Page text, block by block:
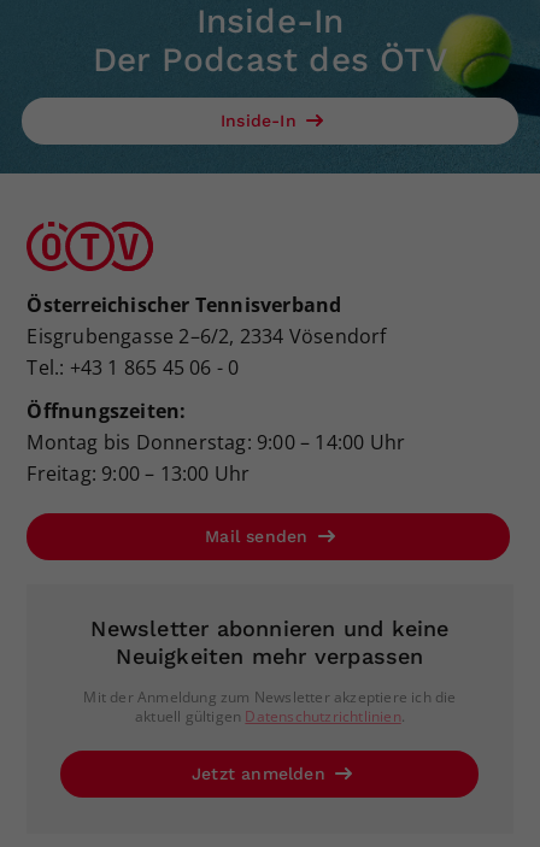
Inside-In
Der Podcast des ÖTV
Inside-In
Österreichischer Tennisverband
Eisgrubengasse 2–6/2, 2334 Vösendorf
Tel.: +43 1 865 45 06 - 0
Öffnungszeiten:
Montag bis Donnerstag: 9:00 – 14:00 Uhr
Freitag: 9:00 – 13:00 Uhr
Mail senden
Newsletter abonnieren und keine
Neuigkeiten mehr verpassen
Mit der Anmeldung zum Newsletter akzeptiere ich die
aktuell gültigen Datenschutzrichtlinien.
Jetzt anmelden